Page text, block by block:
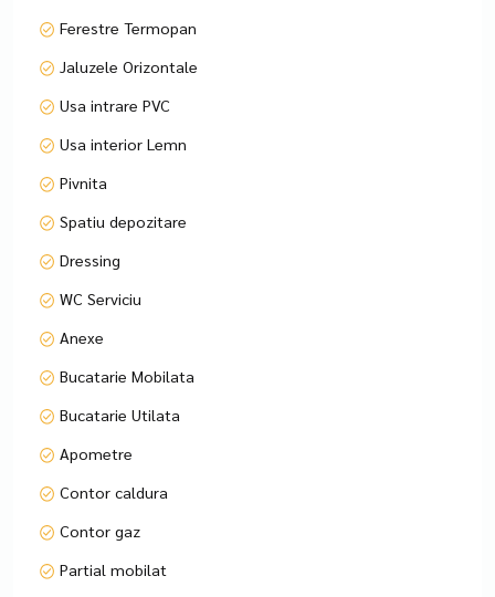
Ferestre Termopan
Jaluzele Orizontale
Usa intrare PVC
Usa interior Lemn
Pivnita
Spatiu depozitare
Dressing
WC Serviciu
Anexe
Bucatarie Mobilata
Bucatarie Utilata
Apometre
Contor caldura
Contor gaz
Partial mobilat